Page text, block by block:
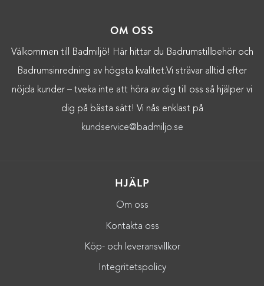
OM OSS
Välkommen till Badmiljö! Här hittar du Badrumstillbehör och
Badrumsinredning av högsta kvalitet.Vi strävar alltid efter
nöjda kunder – tveka inte att höra av dig till oss så hjälper vi
dig på bästa sätt! Vi nås enklast på
kundservice@badmiljo.se
HJÄLP
Om oss
Kontakta oss
Köp- och leveransvillkor
Integritetspolicy